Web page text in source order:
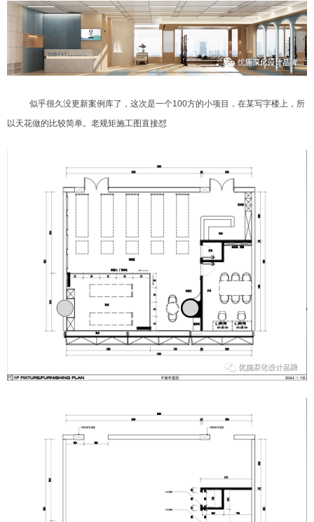
似乎很久没更新案例库了，这次是一个100方的小项目，在某写字楼上，所
以天花做的比较简单。 老规矩施工图直接怼